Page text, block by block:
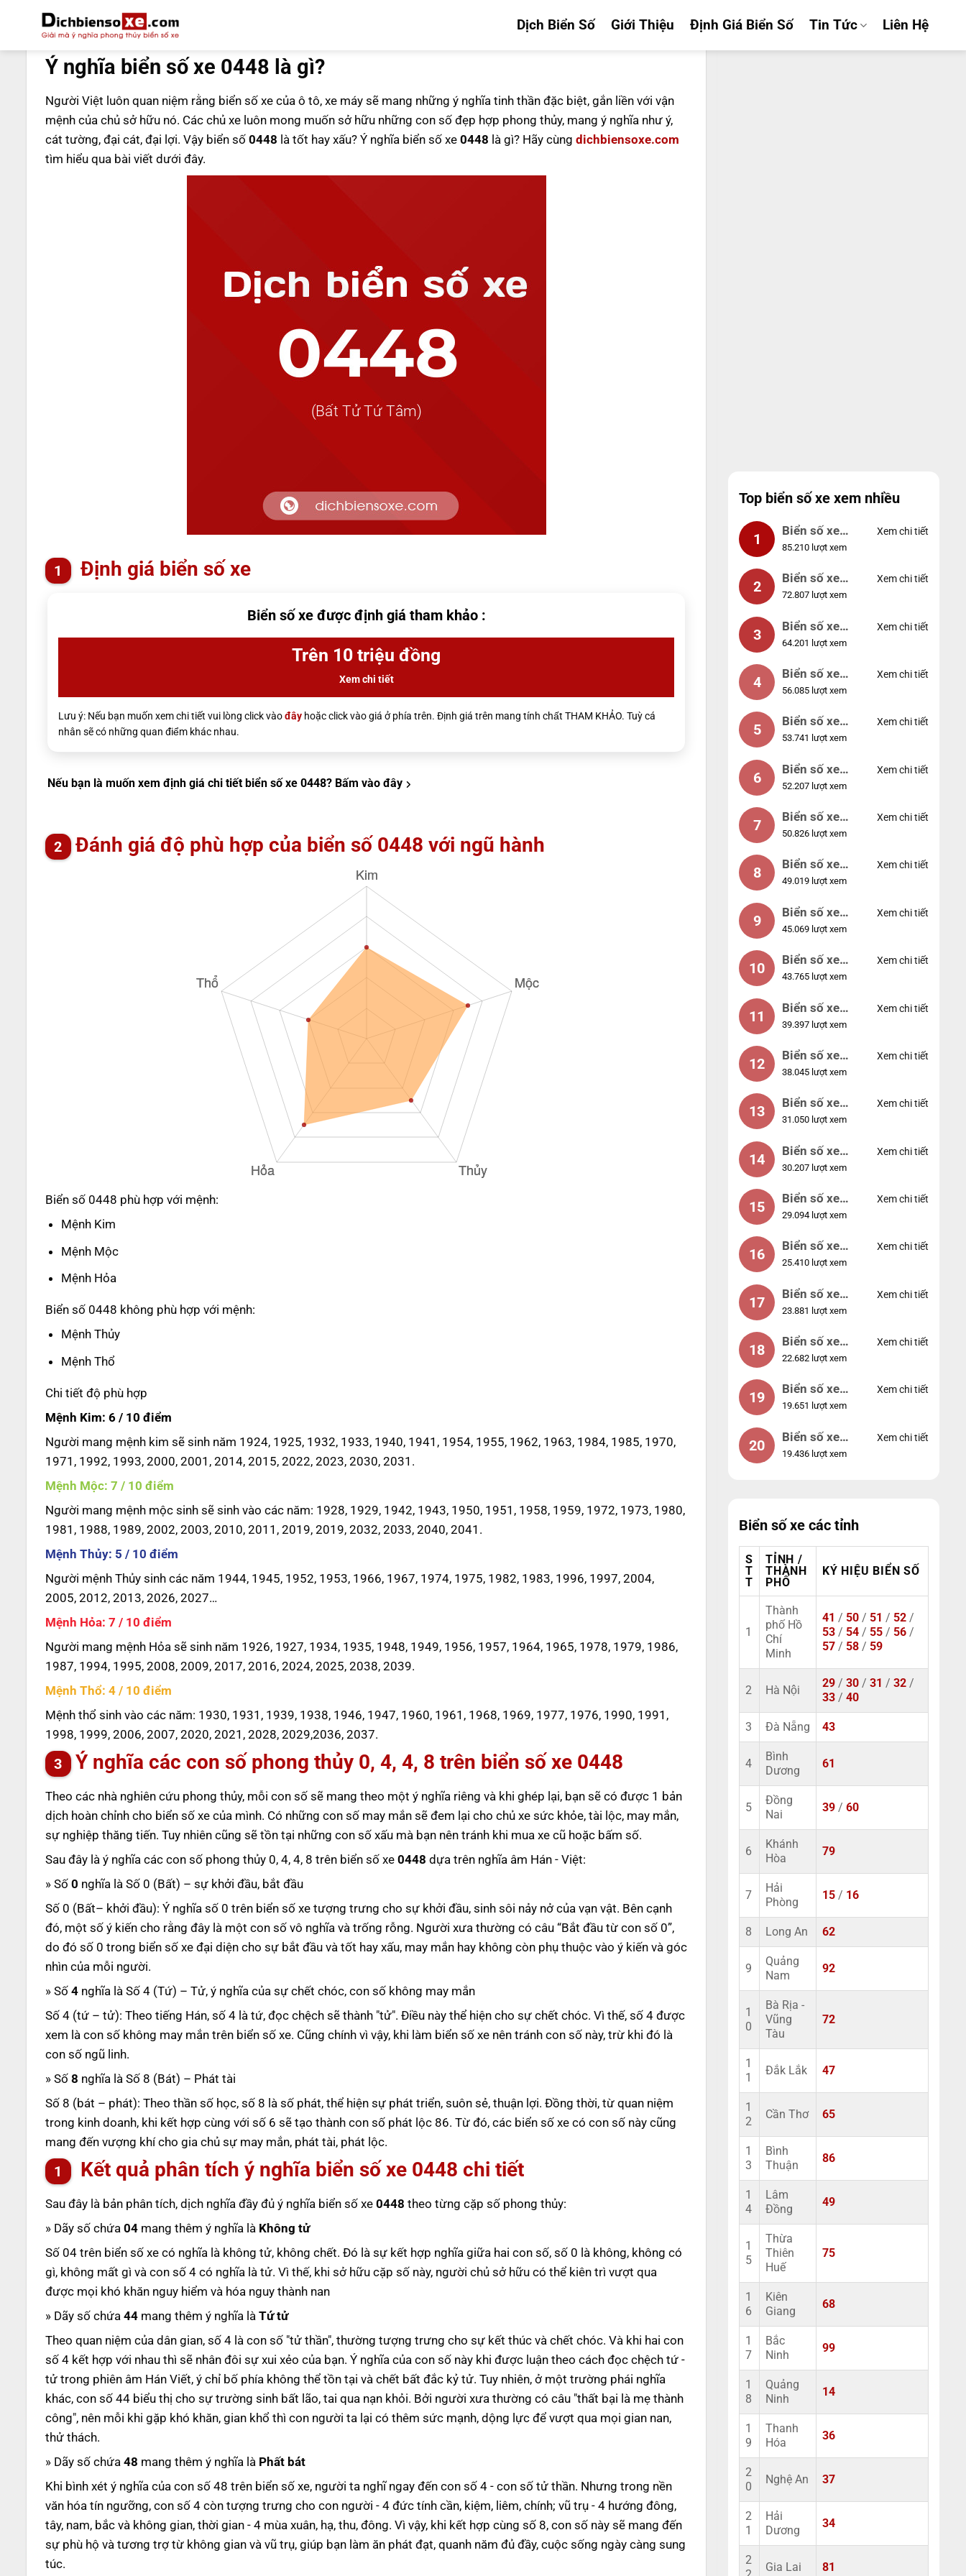
nội
Dịch Biển Số Giới Thiệu Định Giá Biển Số Tin Tức Liên Hệ
Ý nghĩa biển số xe 0448 là gì?
Người Việt luôn quan niệm rằng biển số xe của ô tô, xe máy sẽ mang những ý nghĩa tinh thần đặc biệt, gắn liền với vận
mệnh của chủ sở hữu nó. Các chủ xe luôn mong muốn sở hữu những con số đẹp hợp phong thủy, mang ý nghĩa như ý,
cát tường, đại cát, đại lợi. Vậy biển số 0448 là tốt hay xấu? Ý nghĩa biển số xe 0448 là gì? Hãy cùng dichbiensoxe.com
tìm hiểu qua bài viết dưới đây.
Định giá biển số xe
Biển số xe được định giá tham khảo :
Trên 10 triệu đồng
Xem chi tiết
Lưu ý: Nếu bạn muốn xem chi tiết vui lòng click vàođâyhoặc click vào giá ở phía trên. Định giá trên mang tính chất THAM KHẢO. Tuỳ cá
nhân sẽ có những quan điểm khác nhau.
Nếu bạn là muốn xem định giá chi tiết biển số xe 0448?Bấm vào đây
Đánh giá độ phù hợp của biển số 0448 với ngũ hành
Biển số 0448 phù hợp với mệnh:
Mệnh Kim
Mệnh Mộc
Mệnh Hỏa
Biển số 0448 không phù hợp với mệnh:
Mệnh Thủy
Mệnh Thổ
Chi tiết độ phù hợp
Mệnh Kim: 6 / 10 điểm
Người mang mệnh kim sẽ sinh năm 1924, 1925, 1932, 1933, 1940, 1941, 1954, 1955, 1962, 1963, 1984, 1985, 1970,
1971, 1992, 1993, 2000, 2001, 2014, 2015, 2022, 2023, 2030, 2031.
Mệnh Mộc: 7 / 10 điểm
Người mang mệnh mộc sinh sẽ sinh vào các năm: 1928, 1929, 1942, 1943, 1950, 1951, 1958, 1959, 1972, 1973, 1980,
1981, 1988, 1989, 2002, 2003, 2010, 2011, 2019, 2019, 2032, 2033, 2040, 2041.
Mệnh Thủy: 5 / 10 điểm
Người mệnh Thủy sinh các năm 1944, 1945, 1952, 1953, 1966, 1967, 1974, 1975, 1982, 1983, 1996, 1997, 2004,
2005, 2012, 2013, 2026, 2027…
Mệnh Hỏa: 7 / 10 điểm
Người mang mệnh Hỏa sẽ sinh năm 1926, 1927, 1934, 1935, 1948, 1949, 1956, 1957, 1964, 1965, 1978, 1979, 1986,
1987, 1994, 1995, 2008, 2009, 2017, 2016, 2024, 2025, 2038, 2039.
Mệnh Thổ: 4 / 10 điểm
Mệnh thổ sinh vào các năm: 1930, 1931, 1939, 1938, 1946, 1947, 1960, 1961, 1968, 1969, 1977, 1976, 1990, 1991,
1998, 1999, 2006, 2007, 2020, 2021, 2028, 2029,2036, 2037.
Ý nghĩa các con số phong thủy 0, 4, 4, 8 trên biển số xe 0448
Theo các nhà nghiên cứu phong thủy, mỗi con số sẽ mang theo một ý nghĩa riêng và khi ghép lại, bạn sẽ có được 1 bản
dịch hoàn chỉnh cho biển số xe của mình. Có những con số may mắn sẽ đem lại cho chủ xe sức khỏe, tài lộc, may mắn,
sự nghiệp thăng tiến. Tuy nhiên cũng sẽ tồn tại những con số xấu mà bạn nên tránh khi mua xe cũ hoặc bấm số.
Sau đây là ý nghĩa các con số phong thủy 0, 4, 4, 8 trên biển số xe 0448 dựa trên nghĩa âm Hán - Việt:
» Số 0 nghĩa là Số 0 (Bất) – sự khởi đầu, bắt đầu
Số 0 (Bất– khởi đầu): Ý nghĩa số 0 trên biển số xe tượng trưng cho sự khởi đầu, sinh sôi nảy nở của vạn vật. Bên cạnh
đó, một số ý kiến cho rằng đây là một con số vô nghĩa và trống rỗng. Người xưa thường có câu “Bắt đầu từ con số 0”,
do đó số 0 trong biển số xe đại diện cho sự bắt đầu và tốt hay xấu, may mắn hay không còn phụ thuộc vào ý kiến và góc
nhìn của mỗi người.
» Số 4nghĩa là Số 4 (Tứ) – Tử, ý nghĩa của sự chết chóc, con số không may mắn
Số 4 (tứ – tử): Theo tiếng Hán, số 4 là tứ, đọc chệch sẽ thành "tử". Điều này thể hiện cho sự chết chóc. Vì thế, số 4 được
xem là con số không may mắn trên biển số xe. Cũng chính vì vậy, khi làm biển số xe nên tránh con số này, trừ khi đó là
con số ngũ linh.
» Số 8 nghĩa là Số 8 (Bát) – Phát tài
Số 8 (bát – phát): Theo thần số học, số 8 là số phát, thể hiện sự phát triển, suôn sẻ, thuận lợi. Đồng thời, từ quan niệm
trong kinh doanh, khi kết hợp cùng với số 6 sẽ tạo thành con số phát lộc 86. Từ đó, các biển số xe có con số này cũng
mang đến vượng khí cho gia chủ sự may mắn, phát tài, phát lộc.
Kết quả phân tích ý nghĩa biển số xe 0448 chi tiết
Sau đây là bản phân tích, dịch nghĩa đầy đủ ý nghĩa biển số xe 0448 theo từng cặp số phong thủy:
» Dãy số chứa 04mang thêm ý nghĩa là Không tử
Số 04 trên biển số xe có nghĩa là không tử, không chết. Đó là sự kết hợp nghĩa giữa hai con số, số 0 là không, không có
gì, không mất gì và con số 4 có nghĩa là tử. Vì thế, khi sở hữu cặp số này, người chủ sở hữu có thể kiên trì vượt qua
được mọi khó khăn nguy hiểm và hóa nguy thành nan
» Dãy số chứa 44mang thêm ý nghĩa là Tứ tử
Theo quan niệm của dân gian, số 4 là con số "tử thần", thường tượng trưng cho sự kết thúc và chết chóc. Và khi hai con
số 4 kết hợp với nhau thì sẽ nhân đôi sự xui xẻo của bạn. Ý nghĩa của con số này khi được luận theo cách đọc chệch tứ -
tử trong phiên âm Hán Viết, ý chỉ bố phía không thể tồn tại và chết bất đắc kỷ tử. Tuy nhiên, ở một trường phái nghĩa
khác, con số 44 biểu thị cho sự trường sinh bất lão, tai qua nạn khỏi. Bởi người xưa thường có câu "thất bại là mẹ thành
công", nên mỗi khi gặp khó khăn, gian khổ thì con người ta lại có thêm sức mạnh, dộng lực để vượt qua mọi gian nan,
thử thách.
» Dãy số chứa 48 mang thêm ý nghĩa là Phất bát
Khi bình xét ý nghĩa của con số 48 trên biển số xe, người ta nghĩ ngay đến con số 4 - con số tử thần. Nhưng trong nền
văn hóa tín ngưỡng, con số 4 còn tượng trưng cho con người - 4 đức tính cần, kiệm, liêm, chính; vũ trụ - 4 hướng đông,
tây, nam, bắc và không gian, thời gian - 4 mùa xuân, hạ, thu, đông. Vì vậy, khi kết hợp cùng số 8, con số này sẽ mang đến
sự phù hộ và tương trợ từ không gian và vũ trụ, giúp bạn làm ăn phát đạt, quanh năm đủ đầy, cuộc sống ngày càng sung
túc.
Top biển số xe xem nhiều
1
Biển số xe
99999
85.210 lượt xem
Xem chi tiết
2
Biển số xe
04953
72.807 lượt xem
Xem chi tiết
3
Biển số xe
88888
64.201 lượt xem
Xem chi tiết
4
Biển số xe
12345
56.085 lượt xem
Xem chi tiết
5
Biển số xe
66666
53.741 lượt xem
Xem chi tiết
6
Biển số xe
11111
52.207 lượt xem
Xem chi tiết
7
Biển số xe
44444
50.826 lượt xem
Xem chi tiết
8
Biển số xe
77777
49.019 lượt xem
Xem chi tiết
9
Biển số xe
55555
45.069 lượt xem
Xem chi tiết
10
Biển số xe
56789
43.765 lượt xem
Xem chi tiết
11
Biển số xe
01234
39.397 lượt xem
Xem chi tiết
12
Biển số xe
33333
38.045 lượt xem
Xem chi tiết
13
Biển số xe
22222
31.050 lượt xem
Xem chi tiết
14
Biển số xe
14953
30.207 lượt xem
Xem chi tiết
15
Biển số xe
24953
29.094 lượt xem
Xem chi tiết
16
Biển số xe
49053
25.410 lượt xem
Xem chi tiết
17
Biển số xe
44953
23.881 lượt xem
Xem chi tiết
18
Biển số xe
74953
22.682 lượt xem
Xem chi tiết
19
Biển số xe
99998
19.651 lượt xem
Xem chi tiết
20
Biển số xe
25525
19.436 lượt xem
Xem chi tiết
Biển số xe các tỉnh
S
T
T
TỈNH /
THÀNH
PHỐ
KÝ HIỆU BIỂN SỐ
1
Thành
phố Hồ
Chí
Minh
41 / 50 / 51 / 52 /
53 / 54 / 55 / 56 /
57 / 58 / 59
2 Hà Nội
29 / 30 / 31 / 32 /
33 / 40
3 Đà Nẵng 43
4
Bình
Dương
61
5
Đồng
Nai
39 / 60
6
Khánh
Hòa
79
7
Hải
Phòng
15 / 16
8 Long An 62
9
Quảng
Nam
92
1
0
Bà Rịa -
Vũng
Tàu
72
1
1
Đắk Lắk 47
1
2
Cần Thơ 65
1
3
Bình
Thuận
86
1
4
Lâm
Đồng
49
1
5
Thừa
Thiên
Huế
75
1
6
Kiên
Giang
68
1
7
Bắc
Ninh
99
1
8
Quảng
Ninh
14
1
9
Thanh
Hóa
36
2
0
Nghệ An 37
2
1
Hải
Dương
34
2
Gia Lai 81